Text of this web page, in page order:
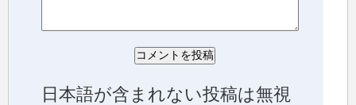
日本語が含まれない投稿は無視